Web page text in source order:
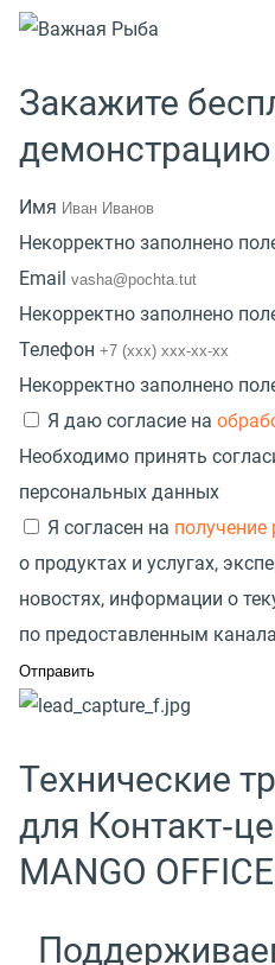
Закажите
демонстрацию
Имя
Некорректно заполнено
Email
Некорректно заполнено
Телефон
Некорректно заполнено
Я даю согласие на
Необходимо принять
персональных данных
Я согласен на
о продуктах и услугах,
новостях, информации о
по предоставленным
Технические
для
MANGO OFFICE